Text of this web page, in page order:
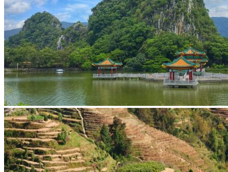
Demande d’info
09 83 07 44 60